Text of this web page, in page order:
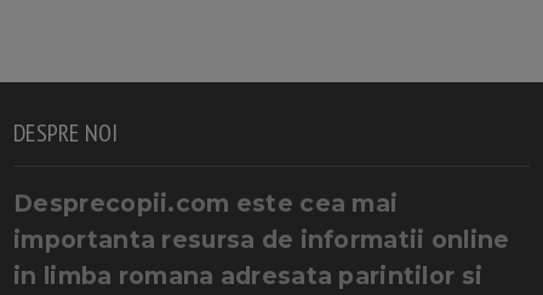
DESPRE NOI
Desprecopii.com este cea mai
importanta resursa de informatii online
in limba romana adresata parintilor si